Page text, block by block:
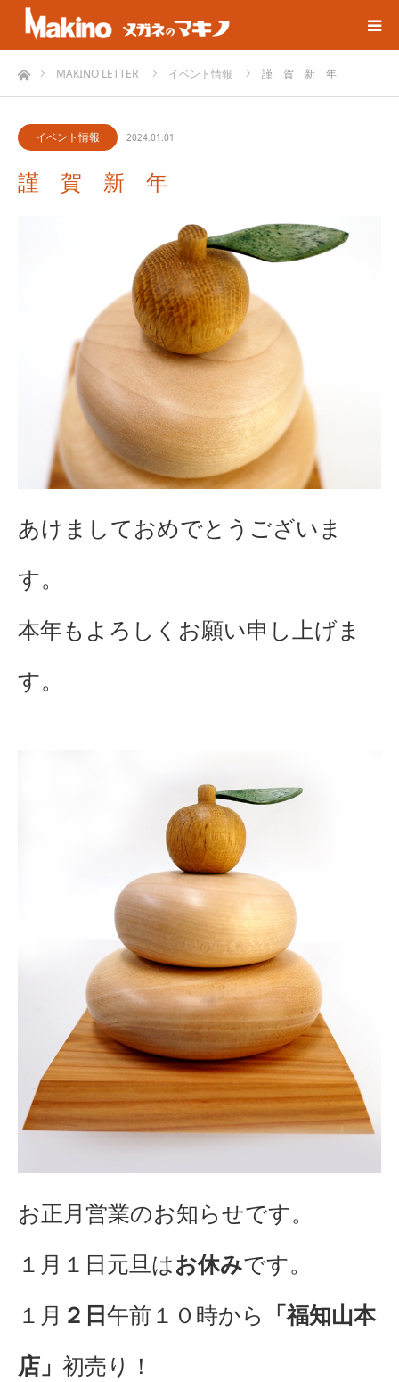
ホームMAKINO LETTER イベント情報 謹 賀 新 年
イベント情報 2024.01.01
謹 賀 新 年
あけましておめでとうございま
す。
本年もよろしくお願い申し上げま
す。
お正月営業のお知らせです。
１月１日元旦はお休みです。
１月 ２日午前１０時から 「福知山本
店」 初売り！